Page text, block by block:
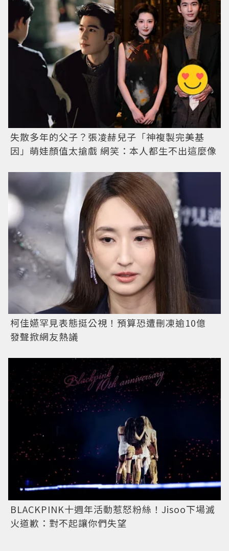
失散多年的父子？張凌赫兒子「神複製完美基
因」萌娃顏值太搶戲 網笑：本人都生不出這麼像
柯佳嬿罕見表態挺公視！預算恐遭刪凍逾10億
發聲掀網友熱議
BLACKPINK十週年活動惹怒粉絲！Jisoo下場滅
火道歉：對不起讓你們失望